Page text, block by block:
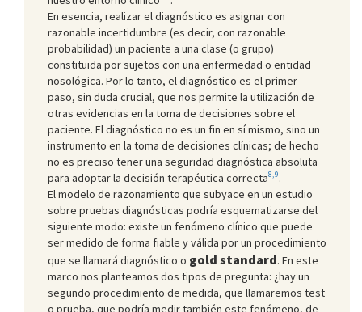
En esencia, realizar el diagnóstico es asignar con
razonable incertidumbre (es decir, con razonable
probabilidad) un paciente a una clase (o grupo)
constituida por sujetos con una enfermedad o entidad
nosológica. Por lo tanto, el diagnóstico es el primer
paso, sin duda crucial, que nos permite la utilización de
otras evidencias en la toma de decisiones sobre el
paciente. El diagnóstico no es un fin en sí mismo, sino un
instrumento en la toma de decisiones clínicas; de hecho
no es preciso tener una seguridad diagnóstica absoluta
para adoptar la decisión terapéutica correcta8,9.
El modelo de razonamiento que subyace en un estudio
sobre pruebas diagnósticas podría esquematizarse del
siguiente modo: existe un fenómeno clínico que puede
ser medido de forma fiable y válida por un procedimiento
que se llamará diagnóstico o gold standard. En este
marco nos planteamos dos tipos de pregunta: ¿hay un
segundo procedimiento de medida, que llamaremos test
o prueba, que podría medir también este fenómeno, de